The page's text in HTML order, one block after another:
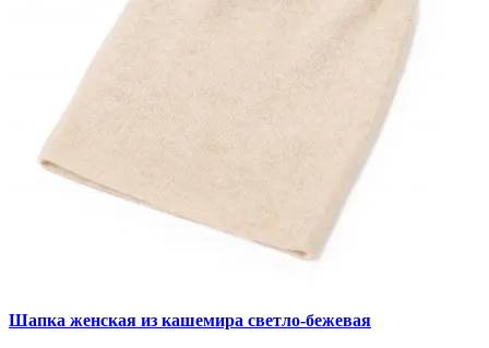
Шапка женская из кашемира светло-бежевая